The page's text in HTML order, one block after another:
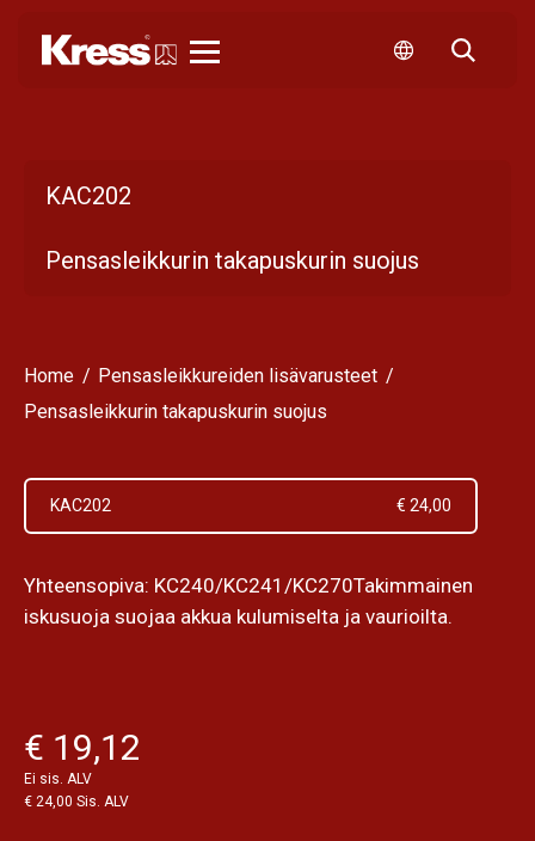
KAC202
Pensasleikkurin takapuskurin suojus
Home
Pensasleikkureiden lisävarusteet
Pensasleikkurin takapuskurin suojus
KAC202 € 24,00
Yhteensopiva: KC240/KC241/KC270Takimmainen
iskusuoja suojaa akkua kulumiselta ja vaurioilta.
€ 19,12
Ei sis. ALV
€ 24,00 Sis. ALV